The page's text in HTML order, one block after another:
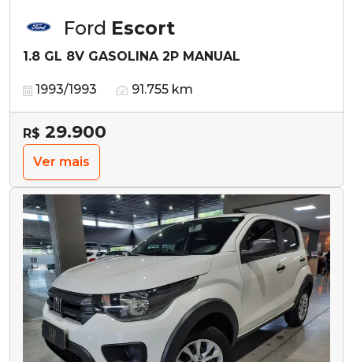
Ford Escort
1.8 GL 8V GASOLINA 2P MANUAL
1993/1993 91.755 km
R$ 29.900
Ver mais